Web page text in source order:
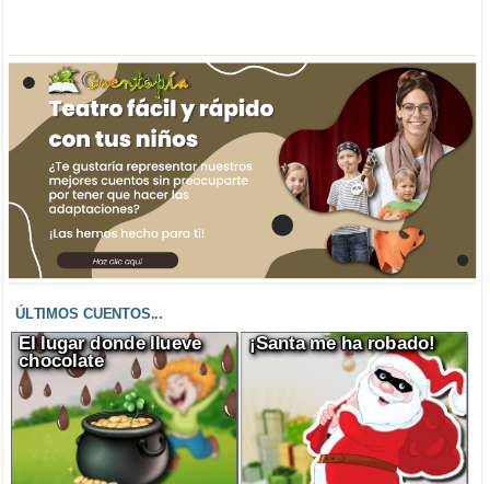
ÚLTIMOS CUENTOS...
El lugar donde llueve
chocolate
¡Santa me ha robado!